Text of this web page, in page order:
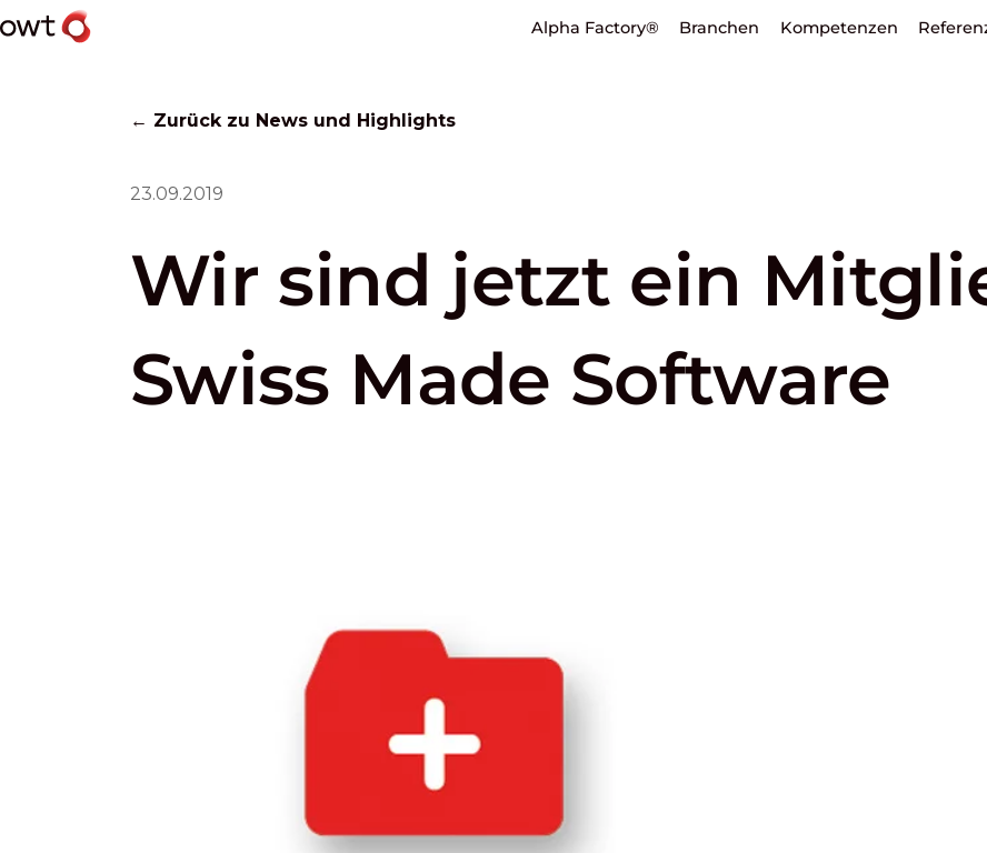
Alpha Factory® Branchen Kompetenzen
← Zurück zu News und Highlights
23.09.2019
Wir sind jetzt ein
Swiss Made Software